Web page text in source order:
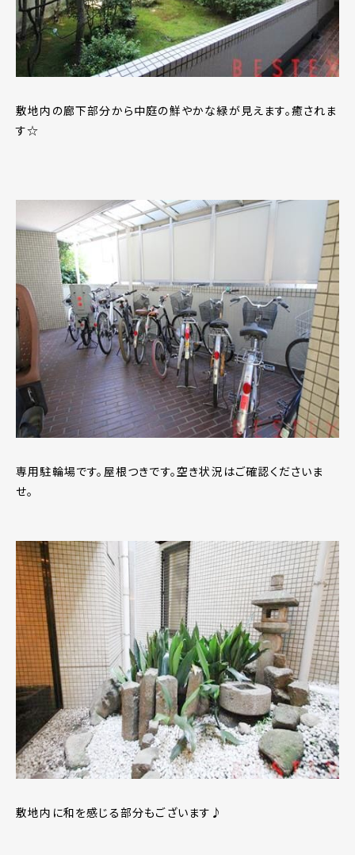
敷地内の廊下部分から中庭の鮮やかな緑が見えます。癒されま
す☆
専用駐輪場です。屋根つきです。空き状況はご確認くださいま
せ。
敷地内に和を感じる部分もございます♪